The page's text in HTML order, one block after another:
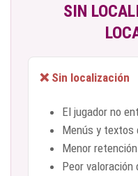
SIN
❌ Sin localización
El jugador no
Menús y textos
Menor retención
Peor valoración